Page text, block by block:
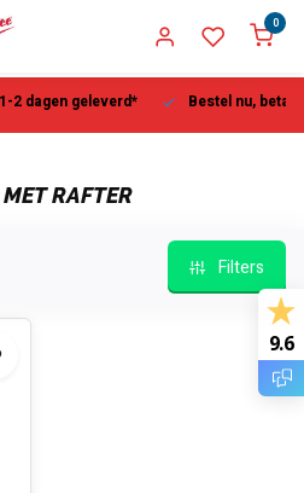
0
dagen geleverd* Bestel nu, betaal
RAFTER
Filters
9.6